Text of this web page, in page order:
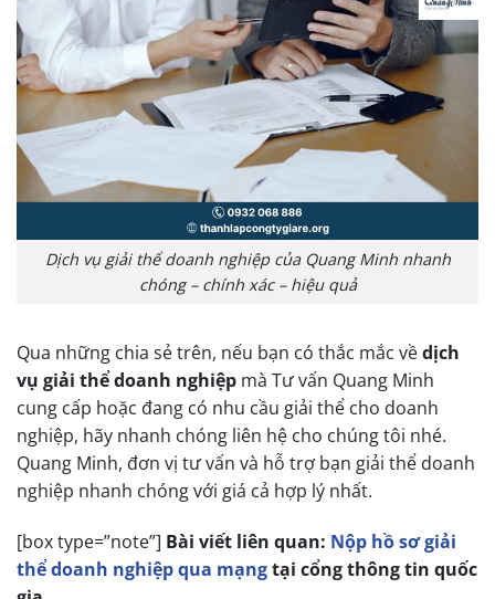
Dịch vụ giải thể doanh nghiệp của Quang Minh nhanh
chóng – chính xác – hiệu quả
Qua những chia sẻ trên, nếu bạn có thắc mắc vềdịch
vụ giải thể doanh nghiệp mà Tư vấn Quang Minh
cung cấp hoặc đang có nhu cầu giải thể cho doanh
nghiệp, hãy nhanh chóng liên hệ cho chúng tôi nhé.
Quang Minh, đơn vị tư vấn và hỗ trợ bạn giải thể doanh
nghiệp nhanh chóng với giá cả hợp lý nhất.
[box type=”note”] Bài viết liên quan: Nộp hồ sơ giải
thể doanh nghiệp qua mạngtại cổng thông tin quốc